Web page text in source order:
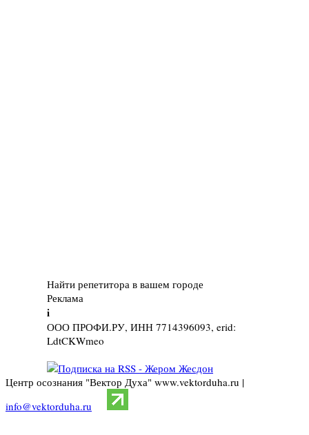
Найти репетитора в вашем городе
Реклама
i
ООО ПРОФИ.РУ, ИНН 7714396093, erid:
LdtCKWmeo
Центр осознания "Вектор Духа" www.vektorduha.ru |
info@vektorduha.ru